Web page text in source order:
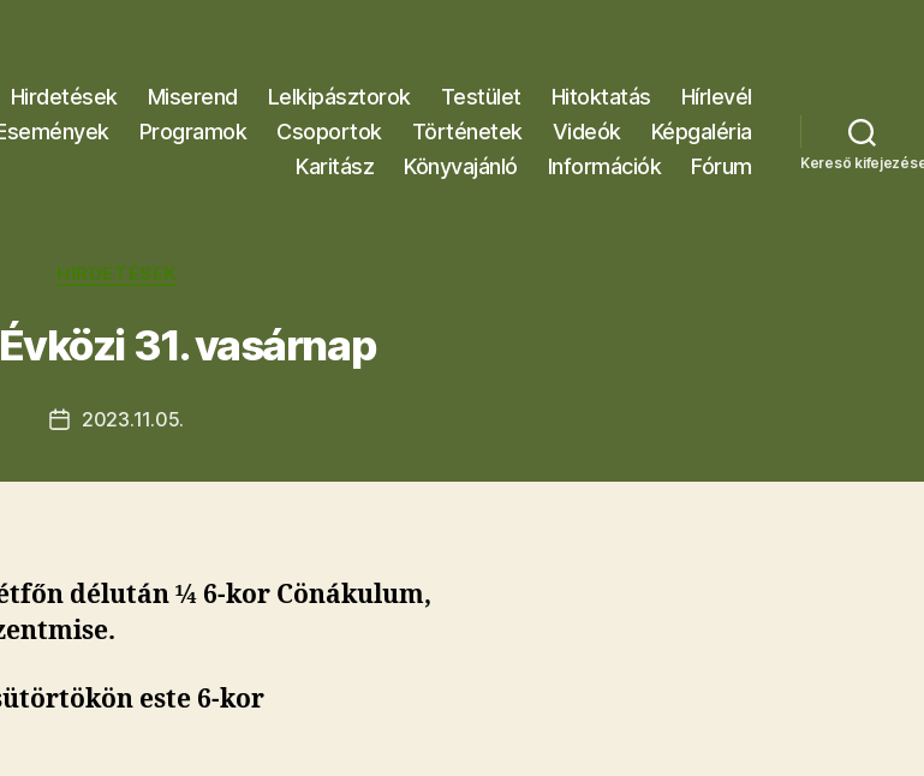
Hirdetések Miserend Lelkipásztorok Testület Hitoktatás
Hírlevél
Programok Csoportok Történetek Videók
Képgaléria
Karitász
Könyvajánló Információk Fórum Kereső
Kategóriák
HIRDETÉSEK
31. vasárnap
Bejegyzés
2023.11.05.
délután ¼ 6-kor Cönákulum,
este 6-kor